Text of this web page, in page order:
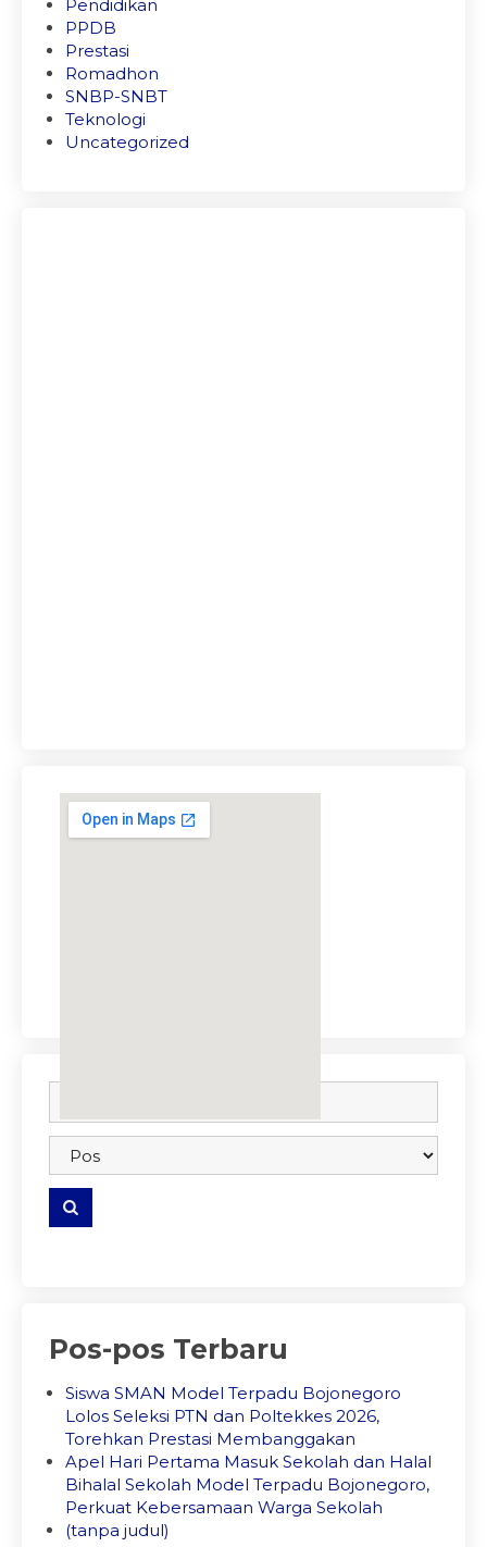
Pendidikan
PPDB
Prestasi
Romadhon
SNBP-SNBT
Teknologi
Uncategorized
embedgooglemap.net
Pos-pos Terbaru
Siswa SMAN Model Terpadu Bojonegoro
Lolos Seleksi PTN dan Poltekkes 2026,
Torehkan Prestasi Membanggakan
Apel Hari Pertama Masuk Sekolah dan Halal
Bihalal Sekolah Model Terpadu Bojonegoro,
Perkuat Kebersamaan Warga Sekolah
(tanpa judul)